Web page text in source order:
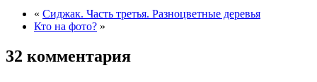
« Сиджак. Часть третья. Разноцветные деревья
Кто на фото? »
32 комментария